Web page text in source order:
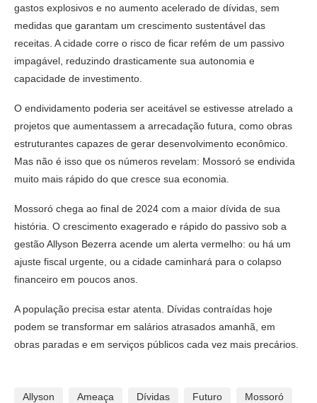
gastos explosivos e no aumento acelerado de dívidas, sem
medidas que garantam um crescimento sustentável das
receitas. A cidade corre o risco de ficar refém de um passivo
impagável, reduzindo drasticamente sua autonomia e
capacidade de investimento.
O endividamento poderia ser aceitável se estivesse atrelado a
projetos que aumentassem a arrecadação futura, como obras
estruturantes capazes de gerar desenvolvimento econômico.
Mas não é isso que os números revelam: Mossoró se endivida
muito mais rápido do que cresce sua economia.
Mossoró chega ao final de 2024 com a maior dívida de sua
história. O crescimento exagerado e rápido do passivo sob a
gestão Allyson Bezerra acende um alerta vermelho: ou há um
ajuste fiscal urgente, ou a cidade caminhará para o colapso
financeiro em poucos anos.
A população precisa estar atenta. Dívidas contraídas hoje
podem se transformar em salários atrasados amanhã, em
obras paradas e em serviços públicos cada vez mais precários.
Allyson Ameaça Dívidas Futuro Mossoró